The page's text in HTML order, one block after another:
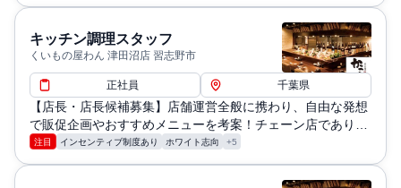
キッチン調理スタッフ
くいもの屋わん 津田沼店 習志野市
正社員 千葉県
【店長・店長候補募集】店舗運営全般に携わり、自由な発想
で販促企画やおすすめメニューを考案！チェーン店でありな
がら個性を活かせるチャンスです。
注目 インセンティブ制度あり ホワイト志向 +5